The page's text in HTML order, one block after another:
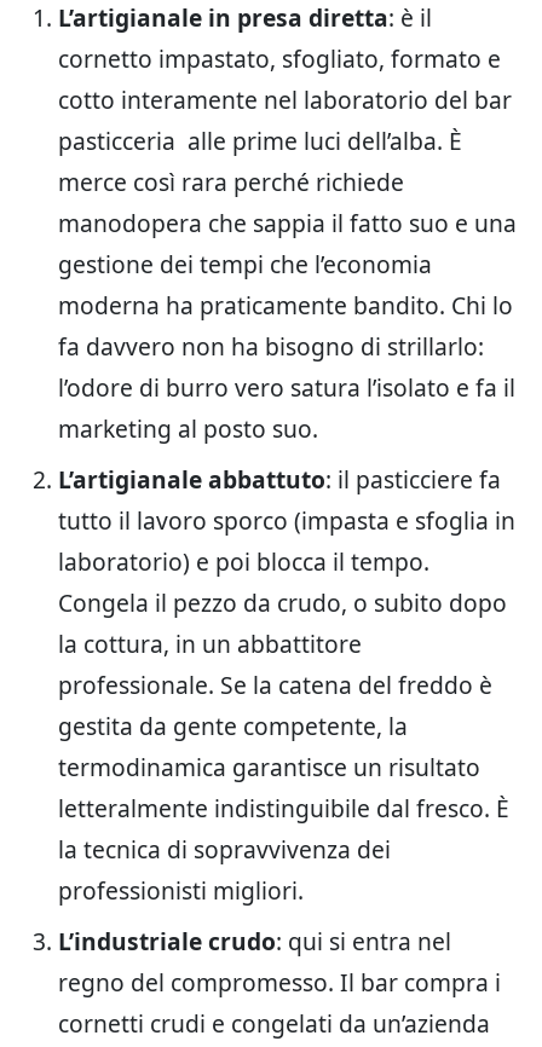
L’artigianale in presa diretta: è il
cornetto impastato, sfogliato, formato e
cotto interamente nel laboratorio del bar
pasticceria alle prime luci dell’alba. È
merce così rara perché richiede
manodopera che sappia il fatto suo e una
gestione dei tempi che l’economia
moderna ha praticamente bandito. Chi lo
fa davvero non ha bisogno di strillarlo:
l’odore di burro vero satura l’isolato e fa il
marketing al posto suo.
L’artigianale abbattuto: il pasticciere fa
tutto il lavoro sporco (impasta e sfoglia in
laboratorio) e poi blocca il tempo.
Congela il pezzo da crudo, o subito dopo
la cottura, in un abbattitore
professionale. Se la catena del freddo è
gestita da gente competente, la
termodinamica garantisce un risultato
letteralmente indistinguibile dal fresco. È
la tecnica di sopravvivenza dei
professionisti migliori.
L’industriale crudo: qui si entra nel
regno del compromesso. Il bar compra i
cornetti crudi e congelati da un’azienda